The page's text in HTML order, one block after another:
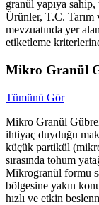
granül yapıya
Ürünler, T.C. Tarım
mevzuatında yer
etiketleme
Mikro Granül
Tümünü Gör
Mikro Granül
ihtiyaç duyduğu
küçük partikül
sırasında tohum
Mikrogranül formu
bölgesine yakın
hızlı ve etkin